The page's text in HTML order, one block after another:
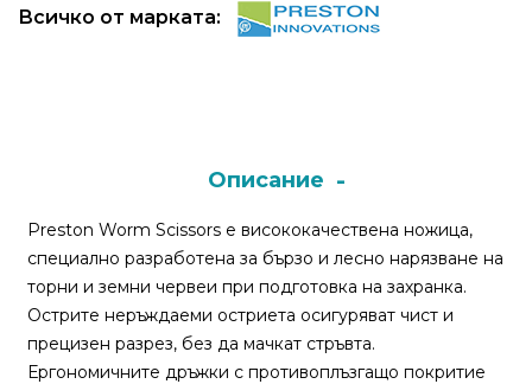
поводи
Плувки
за
риболов
Всичко от марката:
Описание
Preston Worm Scissors е висококачествена ножица,
специално разработена за бързо и лесно нарязване на
торни и земни червеи при подготовка на захранка.
Острите неръждаеми остриета осигуряват чист и
прецизен разрез, без да мачкат стръвта.
Ергономичните дръжки с противоплъзгащо покритие